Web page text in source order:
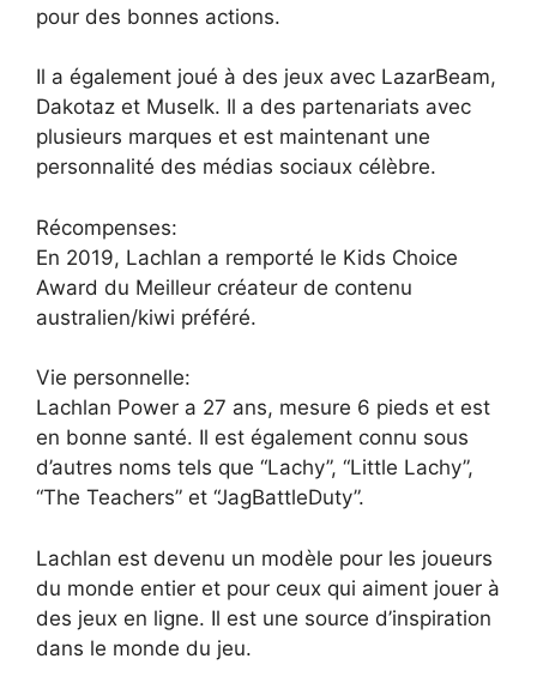
pour des bonnes actions.
Il a également joué à des jeux avec LazarBeam,
Dakotaz et Muselk. Il a des partenariats avec
plusieurs marques et est maintenant une
personnalité des médias sociaux célèbre.
Récompenses:
En 2019, Lachlan a remporté le Kids Choice
Award du Meilleur créateur de contenu
australien/kiwi préféré.
Vie personnelle:
Lachlan Power a 27 ans, mesure 6 pieds et est
en bonne santé. Il est également connu sous
d’autres noms tels que “Lachy”, “Little Lachy”,
“The Teachers” et “JagBattleDuty”.
Lachlan est devenu un modèle pour les joueurs
du monde entier et pour ceux qui aiment jouer à
des jeux en ligne. Il est une source d’inspiration
dans le monde du jeu.